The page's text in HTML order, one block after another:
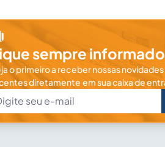
sempre
o primeiro a receber nossas novidades
diretamente em sua caixa de